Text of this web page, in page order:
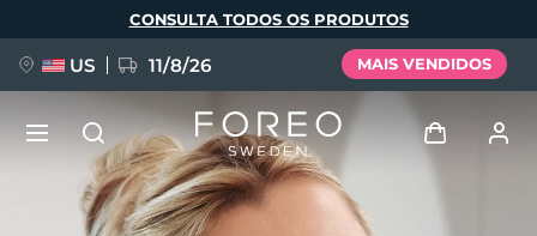
principal
CONSULTA TODOS OS PRODUTOS
US 11/8/26 MAIS VENDIDOS
NOVIDADE